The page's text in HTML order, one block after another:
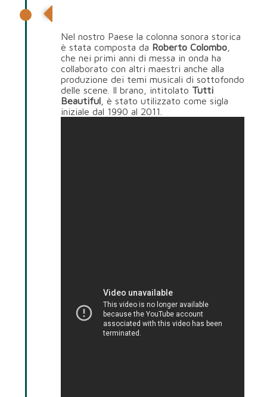
Nel nostro Paese la colonna sonora storica
è stata composta da Roberto Colombo,
che nei primi anni di messa in onda ha
collaborato con altri maestri anche alla
produzione dei temi musicali di sottofondo
delle scene. Il brano, intitolato Tutti
Beautiful, è stato utilizzato come sigla
iniziale dal 1990 al 2011.